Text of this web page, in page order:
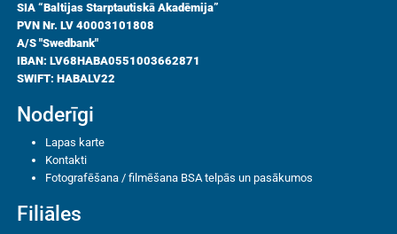
SIA “Baltijas Starptautiskā Akadēmija”
PVN Nr. LV 40003101808
A/S "Swedbank"
IBAN: LV68HABA0551003662871
SWIFT: HABALV22
Noderīgi
Lapas karte
Kontakti
Fotografēšana / filmēšana BSA telpās un pasākumos
Filiāles